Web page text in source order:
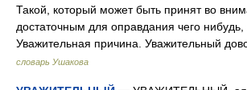
Такой, который может быть принят во
достаточным для оправдания чего нибудь,
Уважительная причина. Уважительный
словарь Ушакова